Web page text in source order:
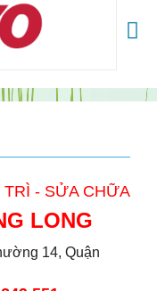
- SỬA CHỮA
LONG
14, Quận